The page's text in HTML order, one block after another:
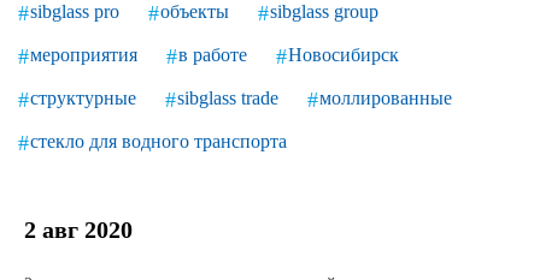
Работа в Sibglass
2 авг 2020
sibglass pro объекты sibglass group
мероприятия в работе Новосибирск
структурные sibglass trade моллированные
стекло для водного транспорта